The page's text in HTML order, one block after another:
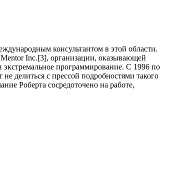
консультантом в этой области.
Mentor Inc.[3], организации, оказывающей
программирование. С 1996 по
делиться с прессой подробностями такого
Роберта сосредоточено на работе,